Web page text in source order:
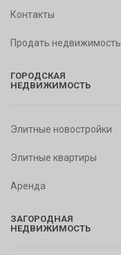
Контакты
Продать недвижимость
ГОРОДСКАЯ
НЕДВИЖИМОСТЬ
Элитные новостройки
Элитные квартиры
Аренда
ЗАГОРОДНАЯ
НЕДВИЖИМОСТЬ